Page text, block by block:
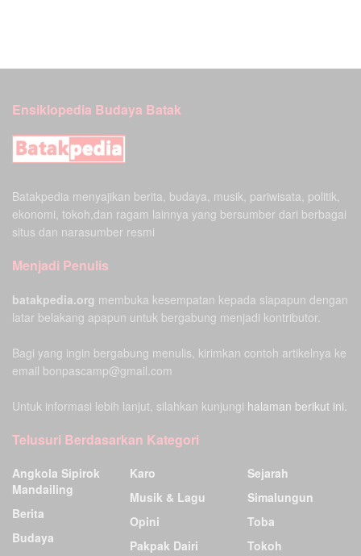
Ensiklopedia Budaya Batak
Batakpedia menyajikan berita, budaya, musik, pariwisata, politik,
ekonomi, tokoh,dan ragam lainnya yang bersumber dari berbagai
situs dan narasumber resmi
Menjadi Penulis
batakpedia.org membuka kesempatan kepada siapapun dengan
latar belakang apapun untuk bergabung menjadi kontributor.
Bagi yang ingin bergabung menulis, kirimkan contoh artikelnya ke
email bonpascamp@gmail.com
Untuk informasi lebih lanjut, silahkan kunjungi halaman berikut ini.
Telusuri Berdasarkan Kategori
Angkola Sipirok
Mandailing
Berita
Budaya
Karo
Musik & Lagu
Opini
Pakpak Dairi
Sejarah
Simalungun
Toba
Tokoh